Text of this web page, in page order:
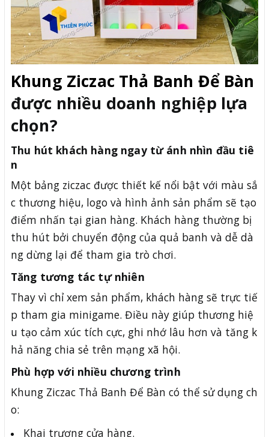
Khung Ziczac Thả Banh Để Bàn
được nhiều doanh nghiệp lựa
chọn?
Thu hút khách hàng ngay từ ánh nhìn đầu tiê
n
Một bảng ziczac được thiết kế nổi bật với màu sắ
c thương hiệu, logo và hình ảnh sản phẩm sẽ tạo
điểm nhấn tại gian hàng. Khách hàng thường bị
thu hút bởi chuyển động của quả banh và dễ dà
ng dừng lại để tham gia trò chơi.
Tăng tương tác tự nhiên
Thay vì chỉ xem sản phẩm, khách hàng sẽ trực tiế
p tham gia minigame. Điều này giúp thương hiệ
u tạo cảm xúc tích cực, ghi nhớ lâu hơn và tăng k
hả năng chia sẻ trên mạng xã hội.
Phù hợp với nhiều chương trình
Khung Ziczac Thả Banh Để Bàn có thể sử dụng ch
o:
Khai trương cửa hàng.